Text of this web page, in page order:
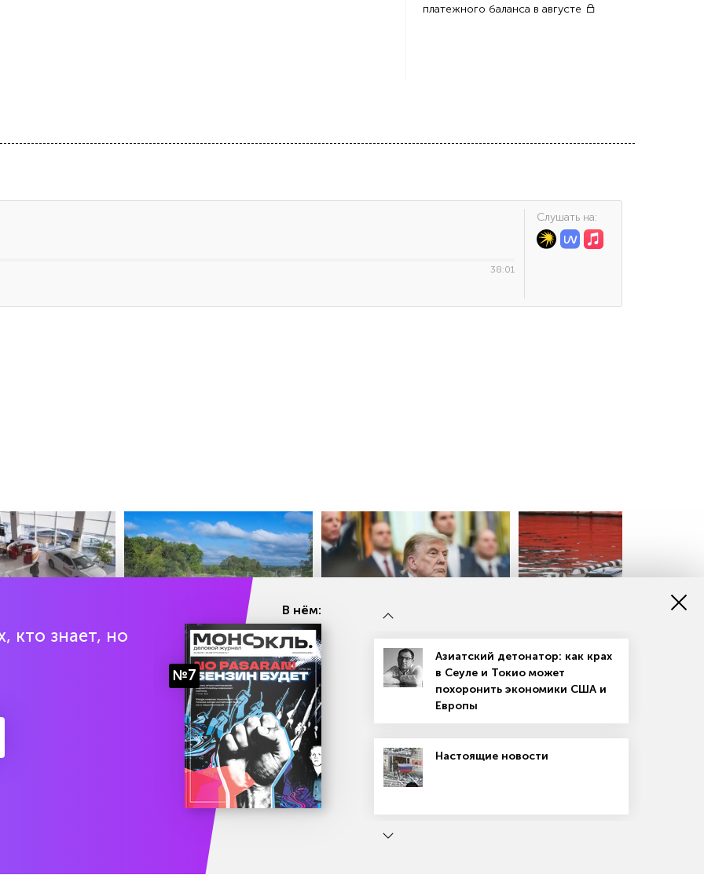
платежного баланса в августе
38:01
Cлушать на:
В России изменятся правила
перевозок в поездах с 1
сентября
Трамп передумал давать Киеву
В России готовят радикальное
решение по утильсбору
подписки бесплатно
кто знает, но
В нём:
№7
Азиатский детонатор: как крах
в Сеуле и Токио может
похоронить экономики США и
Европы
Настоящие новости